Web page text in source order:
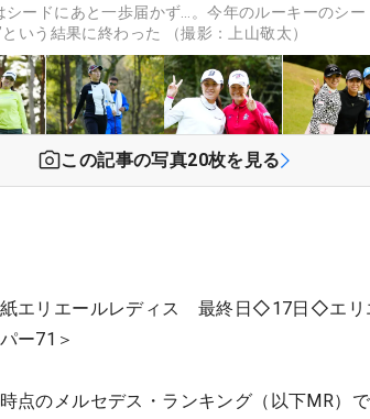
シードにあと一歩届かず…。今年のルーキーのシー
という結果に終わった （撮影：上山敬太）
この記事の写真20枚を見る
紙エリエールレディス 最終日◇17日◇エリ
ー71＞
点のメルセデス・ランキング（以下MR）